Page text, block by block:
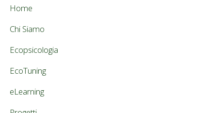
Home
Chi Siamo
Ecopsicologia
EcoTuning
eLearning